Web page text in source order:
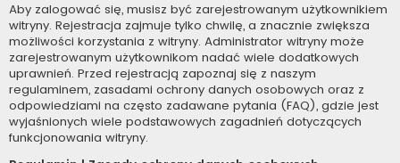
Aby zalogować się, musisz być zarejestrowanym użytkownikiem
witryny. Rejestracja zajmuje tylko chwilę, a znacznie zwiększa
możliwości korzystania z witryny. Administrator witryny może
zarejestrowanym użytkownikom nadać wiele dodatkowych
uprawnień. Przed rejestracją zapoznaj się z naszym
regulaminem, zasadami ochrony danych osobowych oraz z
odpowiedziami na często zadawane pytania (FAQ), gdzie jest
wyjaśnionych wiele podstawowych zagadnień dotyczących
funkcjonowania witryny.